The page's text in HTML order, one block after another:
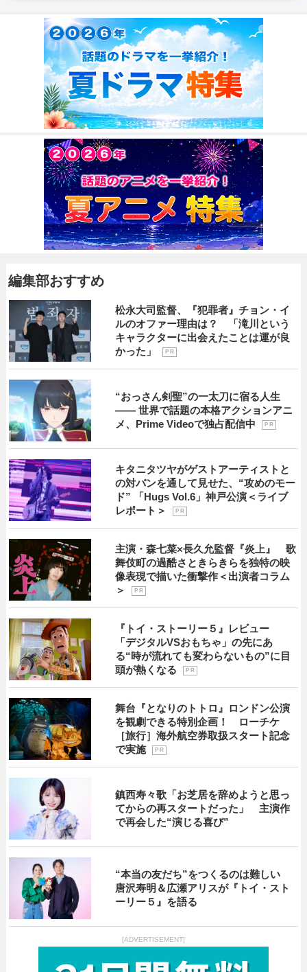
編集部おすすめ
松永大司監督、『犯罪者』チョン・イ
ルのオファー理由は？ 「滝川という
キャラクターに出会えたことは運が良
かった」
P R
“おっさん剣聖”の一太刀に宿る人生
―― 世界で話題の本格アクションアニ
メ、Prime Videoで独占配信中
P R
キタニタツヤがゲストアーティストと
の対バンを通して見せた、“攻めのモー
ド” 「Hugs Vol.6」神戸公演＜ライブ
レポート＞
P R
主演・森七菜×長久允監督『炎上』 歌
舞伎町の過酷さときらきらを独特の映
像表現で描いた衝撃作＜出演者コラム
＞
P R
『トイ・ストーリー５』レビュー
「デジタルVSおもちゃ」の先にあ
る“時が流れても変わらないもの”に目
頭が熱くなる
P R
舞台『となりのトトロ』ロンドン公演
を観劇できる特別企画！ ローチケ
［旅行］海外航空券取扱スタート記念
で実施
P R
鎮西寿々歌「お芝居を辞めようと思っ
てからの再スタートだった」 主演作
で再会した“演じる喜び”
“本当の友だち”をつくるのは難しい
唐沢寿明＆広瀬アリスが『トイ・スト
ーリー５』を語る
[ADVERTISEMENT]